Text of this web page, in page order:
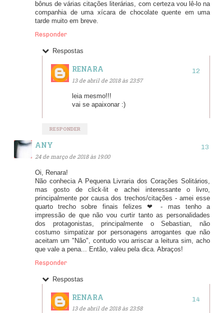
bônus de várias citações literárias, com certeza vou lê-lo na
companhia de uma xícara de chocolate quente em uma
tarde muito em breve.
Responder
Respostas
RENARA
13 de abril de 2018 às 23:57
leia mesmo!!!
vai se apaixonar :)
RESPONDER
ANY
24 de março de 2018 às 19:00
Oi, Renara!
Não conhecia A Pequena Livraria dos Corações Solitários,
mas gosto de click-lit e achei interessante o livro,
principalmente por causa dos trechos/citações - amei esse
quarto trecho sobre finais felizes ❤ - mas tenho a
impressão de que não vou curtir tanto as personalidades
dos protagonistas, principalmente o Sebastian, não
costumo simpatizar por personagens arrogantes que não
aceitam um "Não", contudo vou arriscar a leitura sim, acho
que vale a pena... Então, valeu pela dica. Abraços!
Responder
Respostas
RENARA
13 de abril de 2018 às 23:58